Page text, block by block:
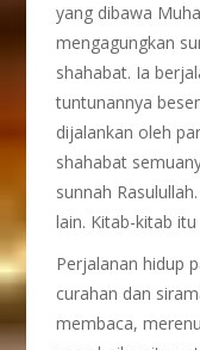
yang dibawa
mengagungkan
shahabat. Ia
tuntunannya
dijalankan oleh
shahabat
sunnah
lain. Kitab-kitab
Perjalanan hidup
curahan dan
membaca,